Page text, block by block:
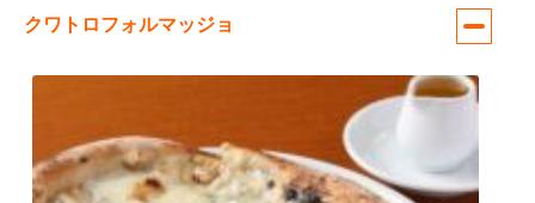
クワトロフォルマッジョ